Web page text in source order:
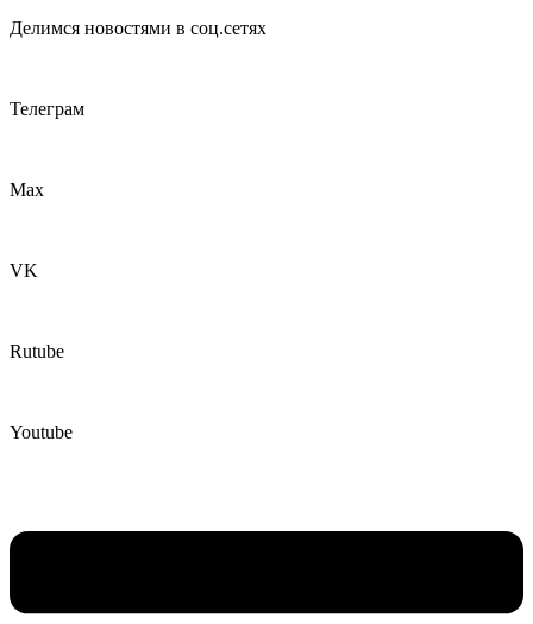
Делимся новостями в соц.сетях
Телеграм
Max
VK
Rutube
Youtube